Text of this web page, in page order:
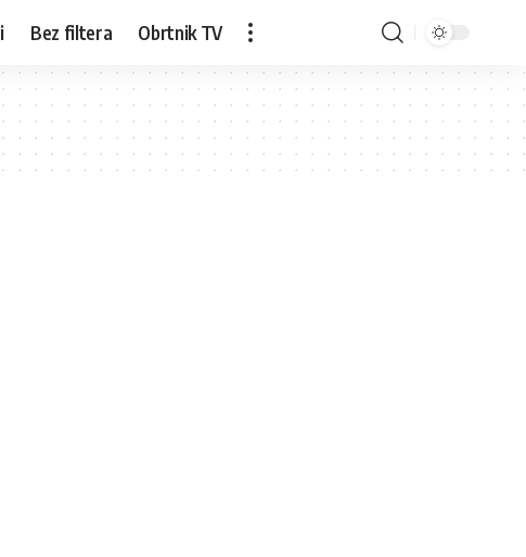
Bez filtera Obrtnik TV